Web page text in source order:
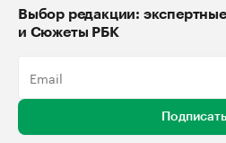
Выбор редакции:
и Сюжеты РБК